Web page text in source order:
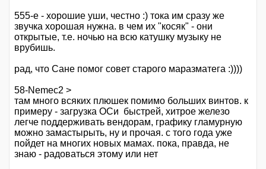
555-е - хорошие уши, честно :) тока им сразу же
звучка хорошая нужна. в чем их "косяк" - они
открытые, т.е. ночью на всю катушку музыку не
врубишь.
рад, что Сане помог совет старого маразматега :))))
58-Nemec2 >
там много всяких плюшек помимо больших винтов. к
примеру - загрузка ОСи быстрей, хитрое железо
легче поддерживать вендорам, графику гламурную
можно замастырыть, ну и прочая. с того года уже
пойдет на многих новых мамах. пока, правда, не
знаю - радоваться этому или нет